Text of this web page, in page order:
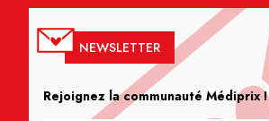
NEWSLETTER
Rejoignez la communauté Médiprix !